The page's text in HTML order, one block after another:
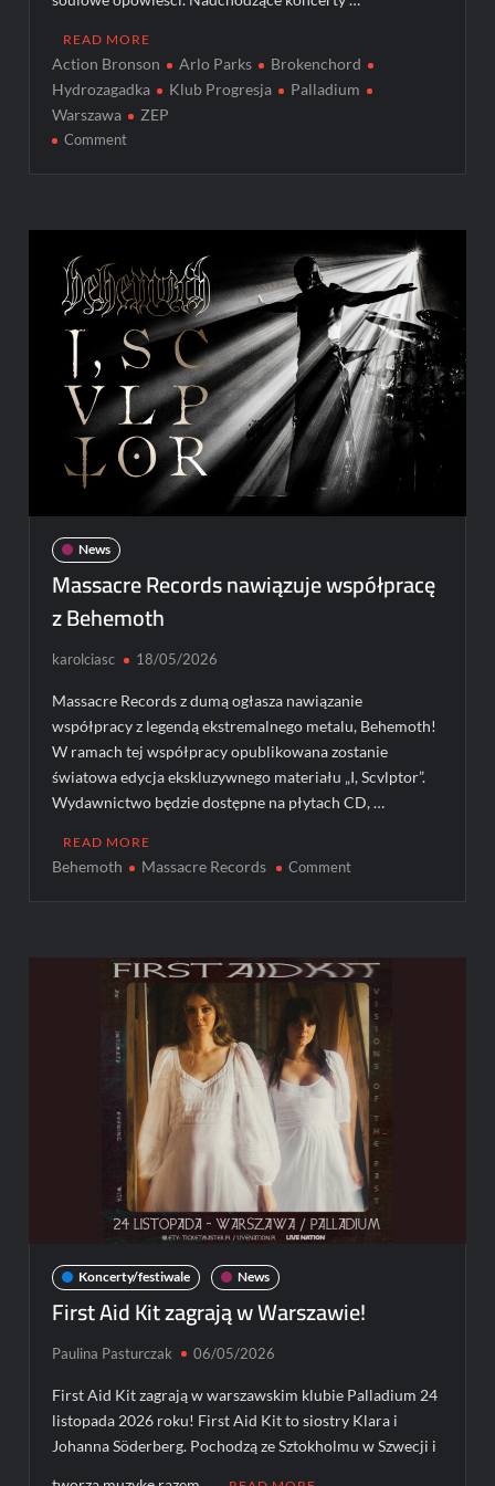
READ MORE
Action Bronson Arlo Parks
Brokenchord
Hydrozagadka
Klub Progresja
Palladium
Warszawa
ZEP
Commenton
News
Massacre Records nawiązuje współpracę
z Behemoth
karolciasc 18/05/2026
Massacre Records z dumą ogłasza nawiązanie
współpracy z legendą ekstremalnego metalu, Behemoth!
W ramach tej współpracy opublikowana zostanie
światowa edycja ekskluzywnego materiału „I, Scvlptor”.
Wydawnictwo będzie dostępne na płytach CD, …
READ MORE
Behemoth Massacre Records Commenton
współpracę
z
Behemoth
Koncerty/festiwale News
First Aid Kit zagrają w Warszawie!
Paulina Pasturczak 06/05/2026
First Aid Kit zagrają w warszawskim klubie Palladium 24
listopada 2026 roku! First Aid Kit to siostry Klara i
Johanna Söderberg. Pochodzą ze Sztokholmu w Szwecji i